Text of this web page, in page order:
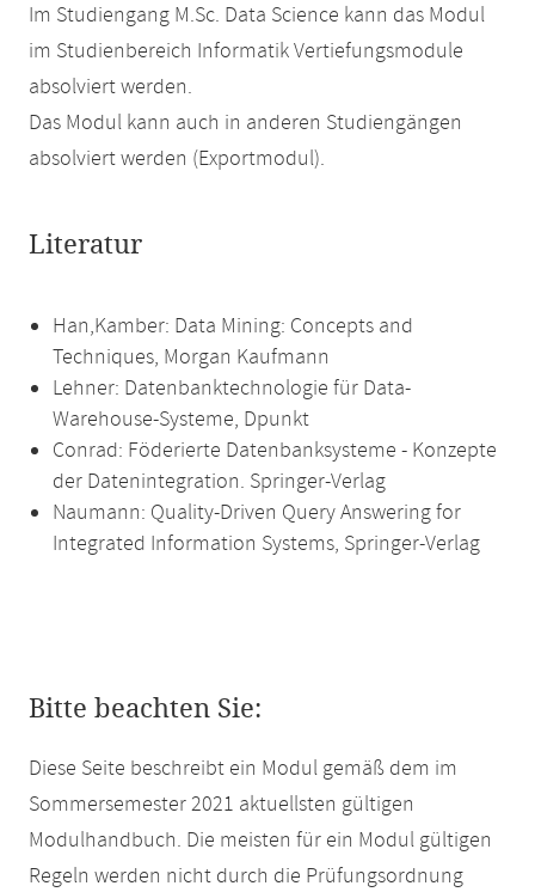
Im Studiengang M.Sc. Data Science kann das Modul
im Studienbereich Informatik Vertiefungsmodule
absolviert werden.
Das Modul kann auch in anderen Studiengängen
absolviert werden (Exportmodul).
Literatur
Han,Kamber: Data Mining: Concepts and
Techniques, Morgan Kaufmann
Lehner: Datenbanktechnologie für Data-
Warehouse-Systeme, Dpunkt
Conrad: Föderierte Datenbanksysteme - Konzepte
der Datenintegration. Springer-Verlag
Naumann: Quality-Driven Query Answering for
Integrated Information Systems, Springer-Verlag
Bitte beachten Sie:
Diese Seite beschreibt ein Modul gemäß dem im
Sommersemester 2021 aktuellsten gültigen
Modulhandbuch. Die meisten für ein Modul gültigen
Regeln werden nicht durch die Prüfungsordnung